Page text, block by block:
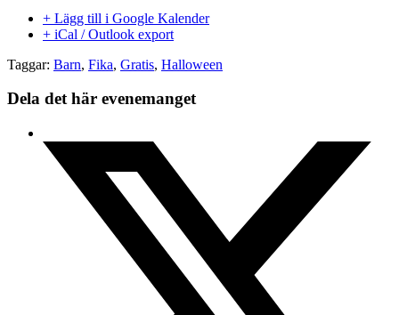
+ Lägg till i Google Kalender
+ iCal / Outlook export
Taggar: Barn, Fika, Gratis, Halloween
Dela det här evenemanget